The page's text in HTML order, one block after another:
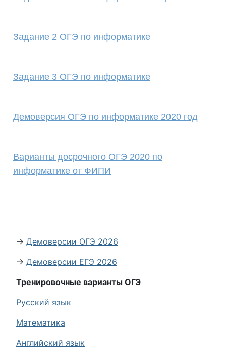
Задание 2 ОГЭ по информатике
Задание 3 ОГЭ по информатике
Демоверсия ОГЭ по информатике 2020 год
Варианты досрочного ОГЭ 2020 по
информатике от ФИПИ
→ Демоверсии ОГЭ 2026
→ Демоверсии ЕГЭ 2026
Тренировочные варианты ОГЭ
Русский язык
Математика
Английский язык